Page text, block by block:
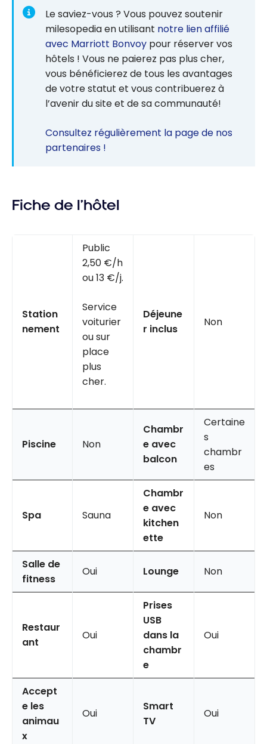
Le saviez-vous ? Vous pouvez soutenir
milesopedia en utilisant notre lien affilié
avec Marriott Bonvoy pour réserver vos
hôtels ! Vous ne paierez pas plus cher,
vous bénéficierez de tous les avantages
de votre statut et vous contribuerez à
l’avenir du site et de sa communauté!
Consultez régulièrement la page de nos
partenaires !
Fiche de l’hôtel
Station
nement
Public
2,50 €/h
ou 13 €/j.
Service
voiturier
ou sur
place
plus
cher.
Déjeune
r inclus
Non
Piscine Non
Chambr
e avec
balcon
Certaine
s
chambr
es
Spa Sauna
Chambr
e avec
kitchen
ette
Non
Salle de
fitness
Oui Lounge Non
Restaur
ant
Oui
Prises
USB
dans la
chambr
e
Oui
Accept
e les
animau
x
Oui
Smart
TV
Oui